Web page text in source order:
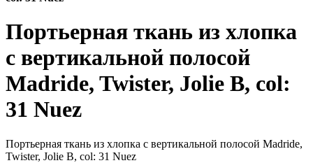
Портьерная ткань из хлопка
с вертикальной полосой
Madride, Twister, Jolie B, col:
31 Nuez
Портьерная ткань из хлопка с вертикальной полосой Madride,
Twister, Jolie B, col: 31 Nuez